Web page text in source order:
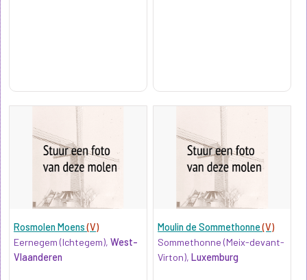
Rosmolen Moens(V)
Eernegem (Ichtegem), West-
Vlaanderen
Moulin de Sommethonne(V)
Sommethonne (Meix-devant-
Virton),Luxemburg